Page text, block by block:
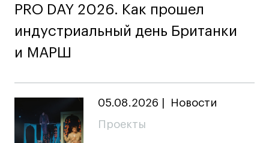
График учебного года
Вопросы и ответы
Ассоциация выпускников
Центр карьеры
Живые проекты
PRO DAY 2026. Как прошел
индустриальный день Британки
и МАРШ
05.08.2026 Новости
Проекты